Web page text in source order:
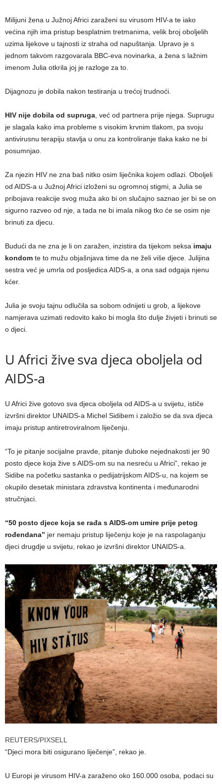
Milijuni žena u Južnoj Africi zaraženi su virusom HIV-a te iako
većina njih ima pristup besplatnim tretmanima, velik broj oboljelih
uzima lijekove u tajnosti iz straha od napuštanja. Upravo je s
jednom takvom razgovarala BBC-eva novinarka, a žena s lažnim
imenom Julia otkrila joj je razloge za to.
Dijagnozu je dobila nakon testiranja u trećoj trudnoći.
HIV nije dobila od supruga , već od partnera prije njega. Suprugu
je slagala kako ima probleme s visokim krvnim tlakom, pa svoju
antivirusnu terapiju stavlja u onu za kontroliranje tlaka kako ne bi
posumnjao.
Za njezin HIV ne zna baš nitko osim liječnika kojem odlazi. Oboljeli
od AIDS-a u Južnoj Africi izloženi su ogromnoj stigmi, a Julia se
pribojava reakcije svog muža ako bi on slučajno saznao jer bi se on
sigurno razveo od nje, a tada ne bi imala nikog tko će se osim nje
brinuti za djecu.
Budući da ne zna je li on zaražen, inzistira da tijekom seksa imaju
kondom te to mužu objašnjava time da ne želi više djece. Julijina
sestra već je umrla od posljedica AIDS-a, a ona sad odgaja njenu
kćer.
Julia je svoju tajnu odlučila sa sobom odnijeti u grob, a lijekove
namjerava uzimati redovito kako bi mogla što dulje živjeti i brinuti se
o djeci.
U Africi žive sva djeca oboljela od
AIDS-a
U Africi žive gotovo sva djeca oboljela od AIDS-a u svijetu, ističe
izvršni direktor UNAIDS-a Michel Sidibem i založio se da sva djeca
imaju pristup antiretroviralnom liječenju.
“To je pitanje socijalne pravde, pitanje duboke nejednakosti jer 90
posto djece koja žive s AIDS-om su na nesreću u Africi”, rekao je
Sidibe na početku sastanka o pedijatrijskom AIDS-u, na kojem se
okupilo desetak ministara zdravstva kontinenta i međunarodni
stručnjaci.
“50 posto djece koja se rađa s AIDS-om umire prije petog
rođendana” jer nemaju pristup liječenju koje je na raspolaganju
djeci drugdje u svijetu, rekao je izvršni direktor UNAIDS-a.
REUTERS/PIXSELL
“Djeci mora biti osigurano liječenje”, rekao je.
U Europi je virusom HIV-a zaraženo oko 160.000 osoba, podaci su